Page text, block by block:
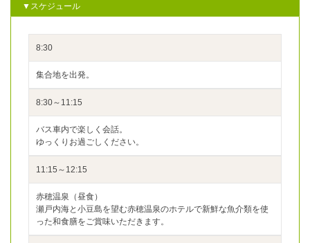
▼スケジュール
8:30
集合地を出発。
8:30～11:15
バス車内で楽しく会話。
ゆっくりお過ごしください。
11:15～12:15
赤穂温泉（昼食）
瀬戸内海と小豆島を望む赤穂温泉のホテルで新鮮な魚介類を使
った和食膳をご賞味いただきます。